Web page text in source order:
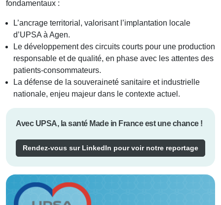
fondamentaux :
L’ancrage territorial, valorisant l’implantation locale
d’UPSA à Agen.
Le développement des circuits courts pour une production
responsable et de qualité, en phase avec les attentes des
patients-consommateurs.
La défense de la souveraineté sanitaire et industrielle
nationale, enjeu majeur dans le contexte actuel.
Avec UPSA, la santé Made in France est une chance !
Rendez-vous sur LinkedIn pour voir notre reportage